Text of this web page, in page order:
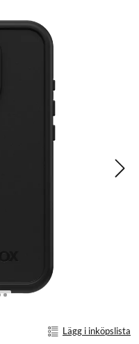
Lägg i inköpslista